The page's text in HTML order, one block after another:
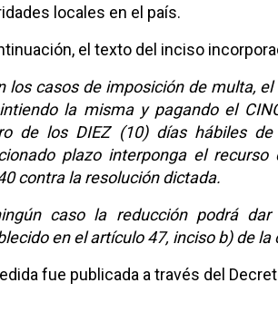
locales en el país.
el texto del inciso
los casos de imposición de multa,
la misma y pagando el
de los DIEZ (10) días hábiles
plazo interponga el
contra la resolución dictada.
caso la reducción podrá
en el artículo 47, inciso b) de la
fue publicada a través del